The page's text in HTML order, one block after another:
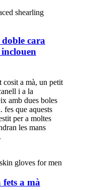
cara
cosit a mà, un petit
i a la
amb dues boles
fes que aquests
per a moltes
les mans
a mà